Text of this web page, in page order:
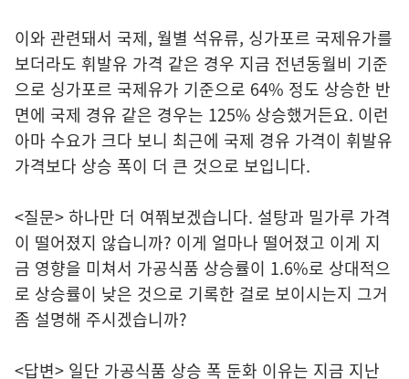
이와 관련돼서 국제, 월별 석유류, 싱가포르 국제유가를
보더라도 휘발유 가격 같은 경우 지금 전년동월비 기준
으로 싱가포르 국제유가 기준으로 64% 정도 상승한 반
면에 국제 경유 같은 경우는 125% 상승했거든요. 이런
아마 수요가 크다 보니 최근에 국제 경유 가격이 휘발유
가격보다 상승 폭이 더 큰 것으로 보입니다.
<질문> 하나만 더 여쭤보겠습니다. 설탕과 밀가루 가격
이 떨어졌지 않습니까? 이게 얼마나 떨어졌고 이게 지
금 영향을 미쳐서 가공식품 상승률이 1.6%로 상대적으
로 상승률이 낮은 것으로 기록한 걸로 보이시는지 그거
좀 설명해 주시겠습니까?
<답변> 일단 가공식품 상승 폭 둔화 이유는 지금 지난